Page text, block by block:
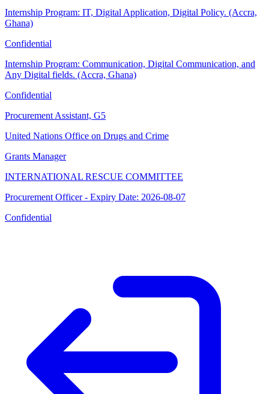
Internship Program: IT, Digital Application, Digital Policy. (Accra,
Ghana)
Confidential
Internship Program: Communication, Digital Communication, and
Any Digital fields. (Accra, Ghana)
Confidential
Procurement Assistant, G5
United Nations Office on Drugs and Crime
Grants Manager
INTERNATIONAL RESCUE COMMITTEE
Procurement Officer - Expiry Date: 2026-08-07
Confidential